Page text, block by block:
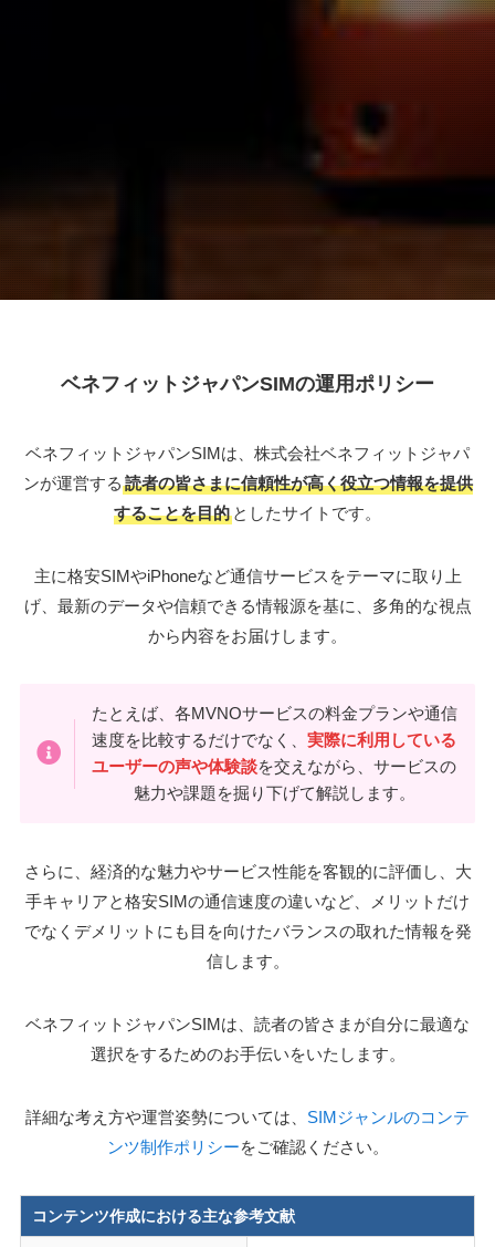
ベネフィットジャパンSIMの運用ポリシー
ベネフィットジャパンSIMは、株式会社ベネフィットジャパ
ンが運営する 読者の皆さまに信頼性が高く役立つ情報を提供
することを目的 としたサイトです。
主に格安SIMやiPhoneなど通信サービスをテーマに取り上
げ、最新のデータや信頼できる情報源を基に、多角的な視点
から内容をお届けします。
たとえば、各MVNOサービスの料金プランや通信
速度を比較するだけでなく、実際に利用している
ユーザーの声や体験談を交えながら、サービスの
魅力や課題を掘り下げて解説します。
さらに、経済的な魅力やサービス性能を客観的に評価し、大
手キャリアと格安SIMの通信速度の違いなど、メリットだけ
でなくデメリットにも目を向けたバランスの取れた情報を発
信します。
ベネフィットジャパンSIMは、読者の皆さまが自分に最適な
選択をするためのお手伝いをいたします。
詳細な考え方や運営姿勢については、 SIMジャンルのコンテ
ンツ制作ポリシーをご確認ください。
コンテンツ作成における主な参考文献